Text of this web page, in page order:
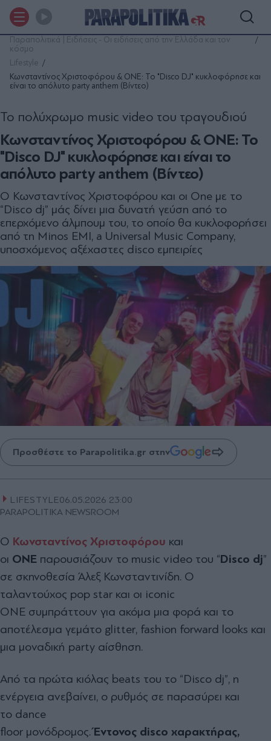
Παραπολιτικά | Ειδήσεις - Οι ειδήσεις από την Ελλάδα και τον
κόσμο
Lifestyle
Κωνσταντίνος Χριστοφόρου & ΟΝΕ: Το "Disco DJ" κυκλοφόρησε και
είναι το απόλυτο party anthem (Βίντεο)
Κωνσταντίνος Χριστοφόρου & ΟΝΕ: Το
"Disco DJ" κυκλοφόρησε και είναι το
απόλυτο party anthem (Βίντεο)
Το πολύχρωμο music video του τραγουδιού
Ο Κωνσταντίνος Χριστοφόρου και οι One με το
“Disco dj” μάς δίνει μια δυνατή γεύση από το
επερχόμενο άλμπουμ του, το οποίο θα κυκλοφορήσει
από τη Minos EMI, a Universal Music Company,
υποσχόμενος αξέχαστες disco εμπειρίες
Προσθέστε το Parapolitika.gr στην
LIFESTYLE06.05.2026 23:00
PARAPOLITIKA NEWSROOM
Ο Κωνσταντίνος Χριστοφόρου και
οι ONE παρουσιάζουν το music video του “Disco dj”
σε σκηνοθεσία Άλεξ Κωνσταντινίδη. Ο
ταλαντούχος pop star και οι iconic
ONE συμπράττουν για ακόμα μια φορά και το
αποτέλεσμα γεμάτο glitter, fashion forward looks και
μια μοναδική party αίσθηση.
Από τα πρώτα κιόλας beats του το “Disco dj”, η
ενέργεια ανεβαίνει, ο ρυθμός σε παρασύρει και
το dance
floor μονόδρομος.Έντονος disco χαρακτήρας,